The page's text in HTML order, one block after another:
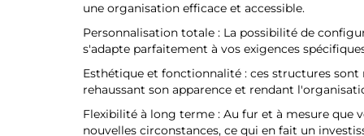
une organisation efficace et accessible.
Personnalisation totale : La possibilité de
s'adapte parfaitement à vos exigences
Esthétique et fonctionnalité : ces structures
rehaussant son apparence et rendant
Flexibilité à long terme : Au fur et à mesure que
nouvelles circonstances, ce qui en fait un